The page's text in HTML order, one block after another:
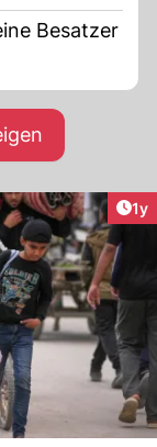
Besatzer
1y